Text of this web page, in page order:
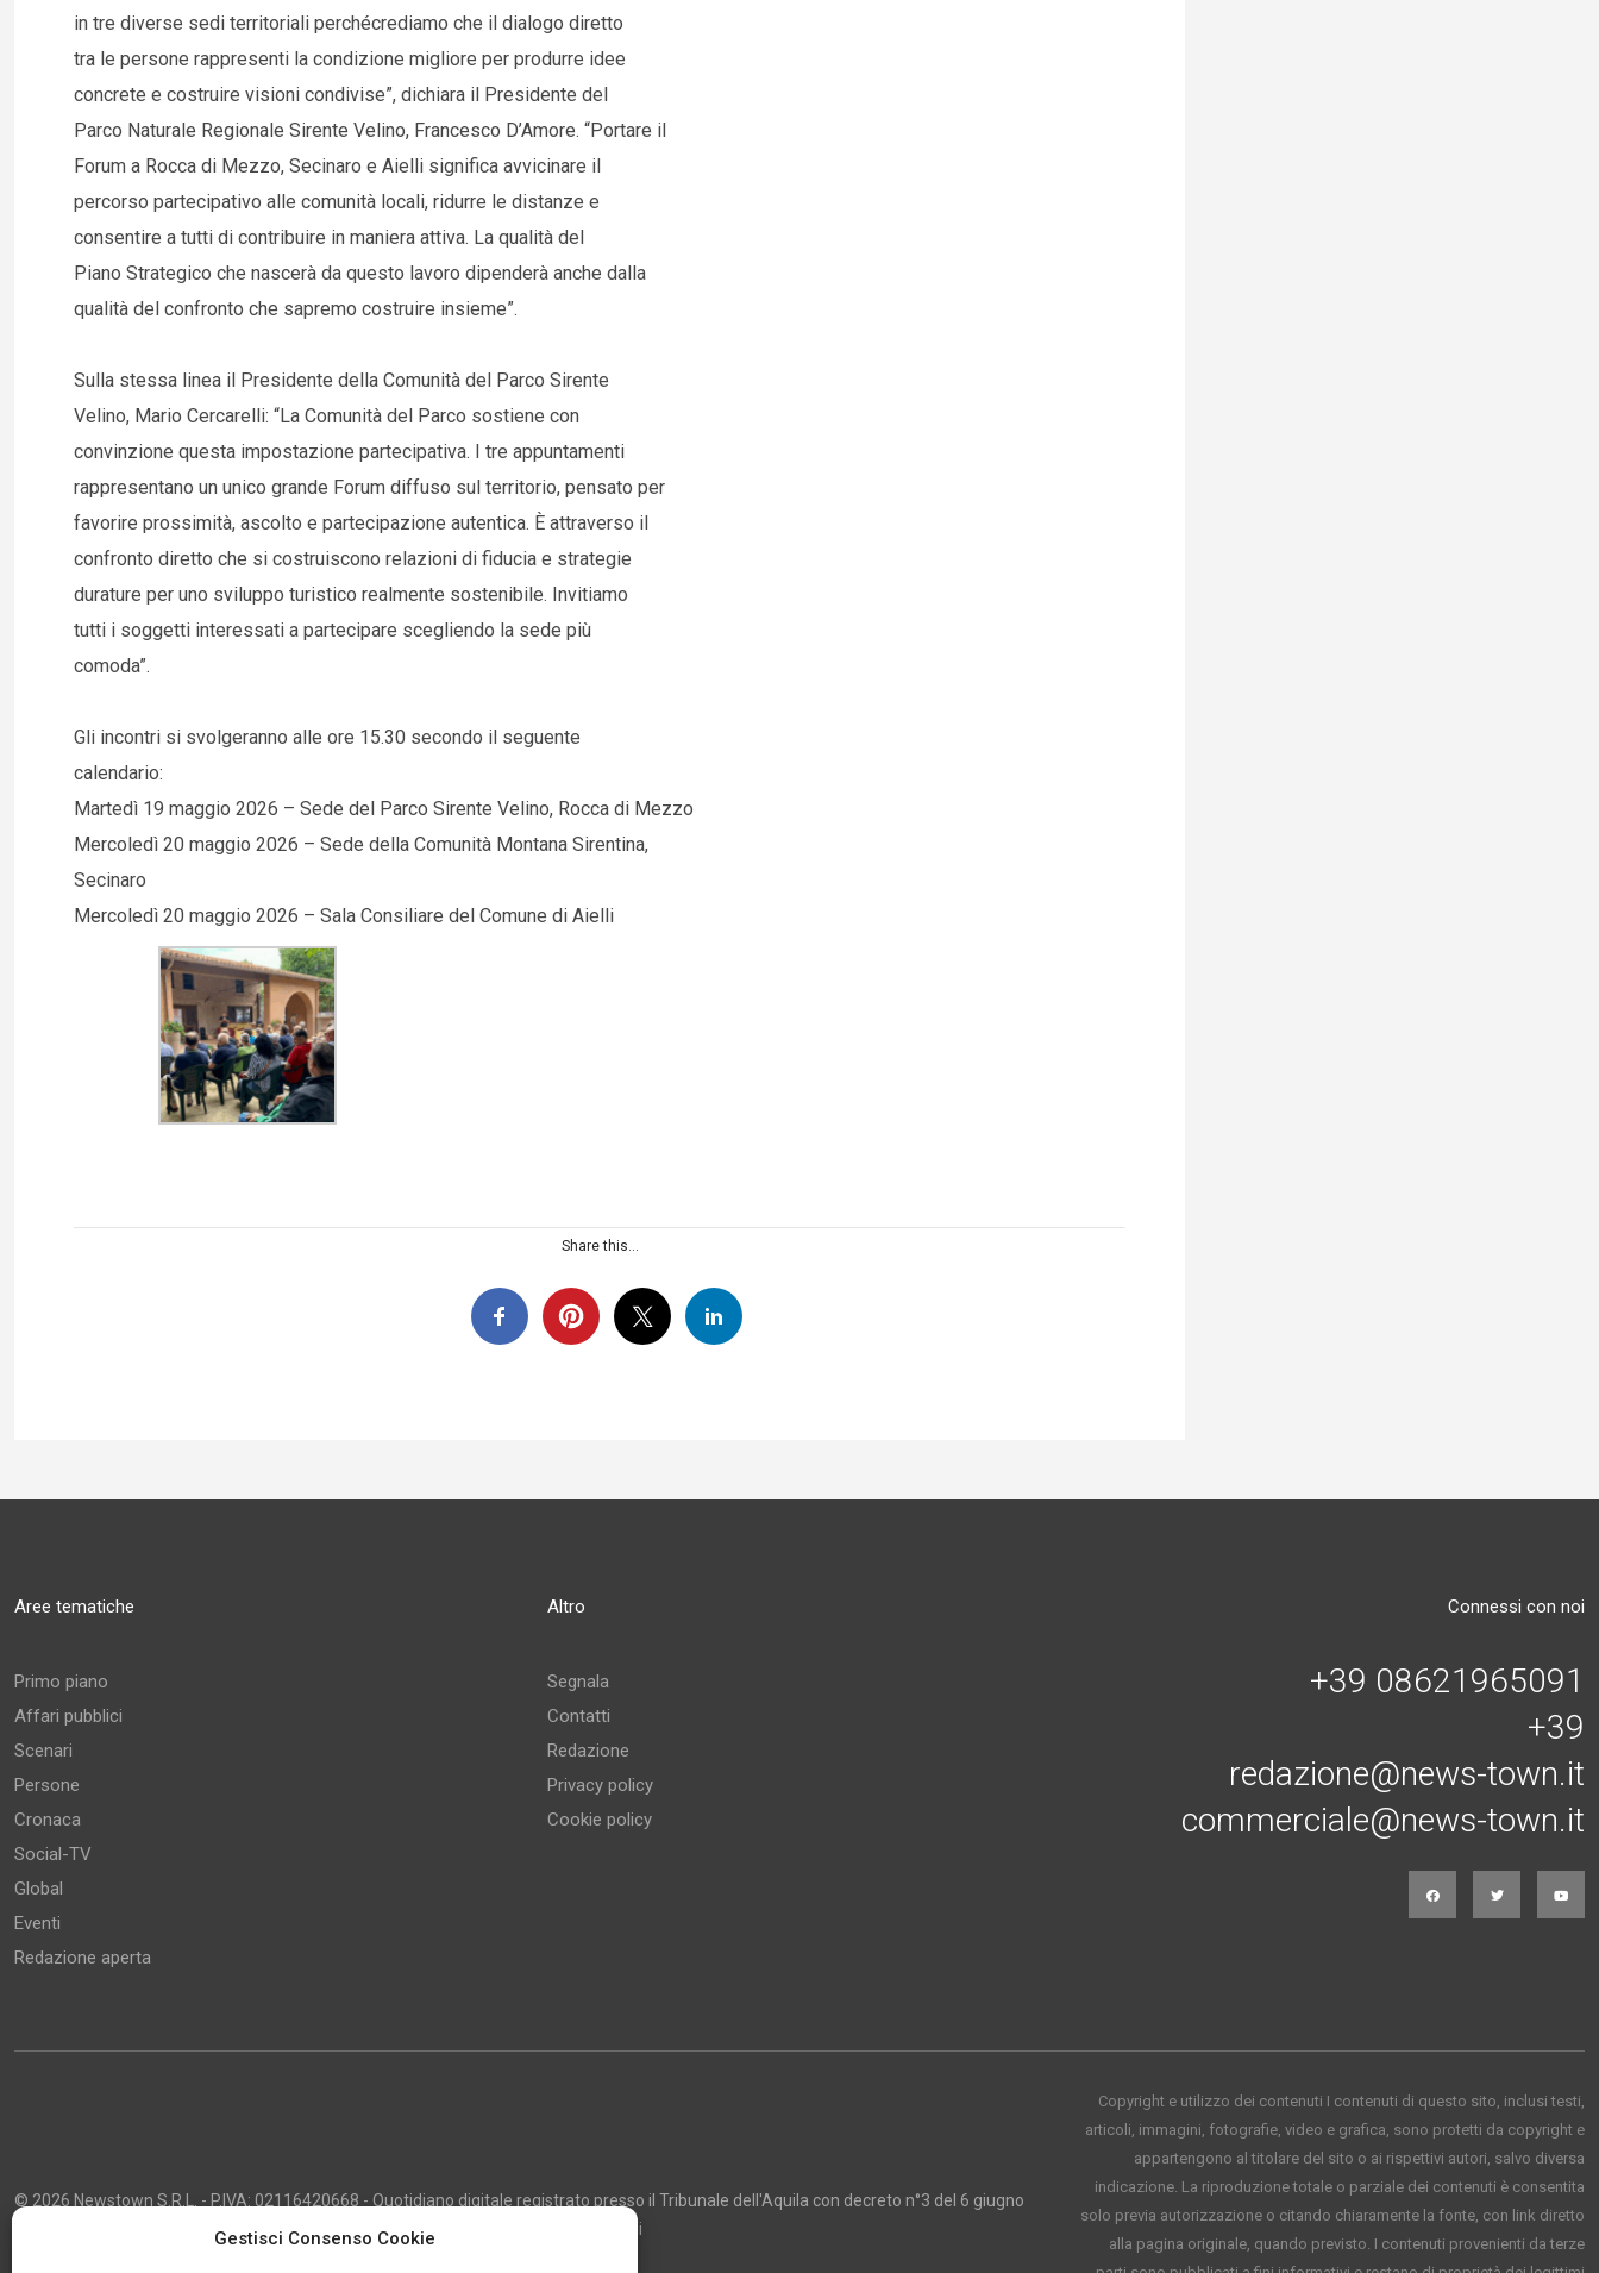
Gestisci Consenso Cookie
in tre diverse sedi territoriali perchécrediamo che il dialogo diretto
tra le persone rappresenti la condizione migliore per produrre idee
concrete e costruire visioni condivise”, dichiara il Presidente del
Parco Naturale Regionale Sirente Velino, Francesco D’Amore. “Portare il
Forum a Rocca di Mezzo, Secinaro e Aielli significa avvicinare il
percorso partecipativo alle comunità locali, ridurre le distanze e
consentire a tutti di contribuire in maniera attiva. La qualità del
Piano Strategico che nascerà da questo lavoro dipenderà anche dalla
qualità del confronto che sapremo costruire insieme”.
Sulla stessa linea il Presidente della Comunità del Parco Sirente
Velino, Mario Cercarelli: “La Comunità del Parco sostiene con
convinzione questa impostazione partecipativa. I tre appuntamenti
rappresentano un unico grande Forum diffuso sul territorio, pensato per
favorire prossimità, ascolto e partecipazione autentica. È attraverso il
confronto diretto che si costruiscono relazioni di fiducia e strategie
durature per uno sviluppo turistico realmente sostenibile. Invitiamo
tutti i soggetti interessati a partecipare scegliendo la sede più
comoda”.
Gli incontri si svolgeranno alle ore 15.30 secondo il seguente
calendario:
Martedì 19 maggio 2026 – Sede del Parco Sirente Velino, Rocca di Mezzo
Mercoledì 20 maggio 2026 – Sede della Comunità Montana Sirentina,
Secinaro
Mercoledì 20 maggio 2026 – Sala Consiliare del Comune di Aielli
Share this...
Aree tematiche
Primo piano
Affari pubblici
Scenari
Persone
Cronaca
Social-TV
Global
Eventi
Redazione aperta
Altro
Segnala
Contatti
Redazione
Privacy policy
Cookie policy
Connessi con noi
+39 08621965091
+39
redazione@news-town.it
commerciale@news-town.it
© 2026 Newstown S.R.L. - P.IVA: 02116420668 - Quotidiano digitale registrato presso il Tribunale dell'Aquila con decreto n°3 del 6 giugno
2013 - Direttore Responsabile: Giustino Masciocco - Capo Redattore: Marco Giancarli
Copyright e utilizzo dei contenuti I contenuti di questo sito, inclusi testi,
articoli, immagini, fotografie, video e grafica, sono protetti da copyright e
appartengono al titolare del sito o ai rispettivi autori, salvo diversa
indicazione. La riproduzione totale o parziale dei contenuti è consentita
solo previa autorizzazione o citando chiaramente la fonte, con link diretto
alla pagina originale, quando previsto. I contenuti provenienti da terze